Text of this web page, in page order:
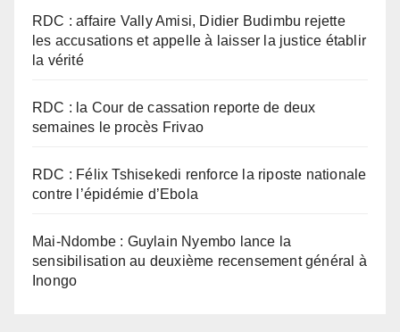
RDC : affaire Vally Amisi, Didier Budimbu rejette
les accusations et appelle à laisser la justice établir
la vérité
RDC : la Cour de cassation reporte de deux
semaines le procès Frivao
RDC : Félix Tshisekedi renforce la riposte nationale
contre l’épidémie d’Ebola
Mai-Ndombe : Guylain Nyembo lance la
sensibilisation au deuxième recensement général à
Inongo